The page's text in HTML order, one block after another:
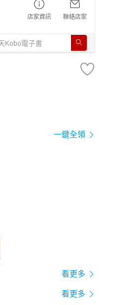
店家資訊 聯絡店家
一鍵全領
看更多
看更多